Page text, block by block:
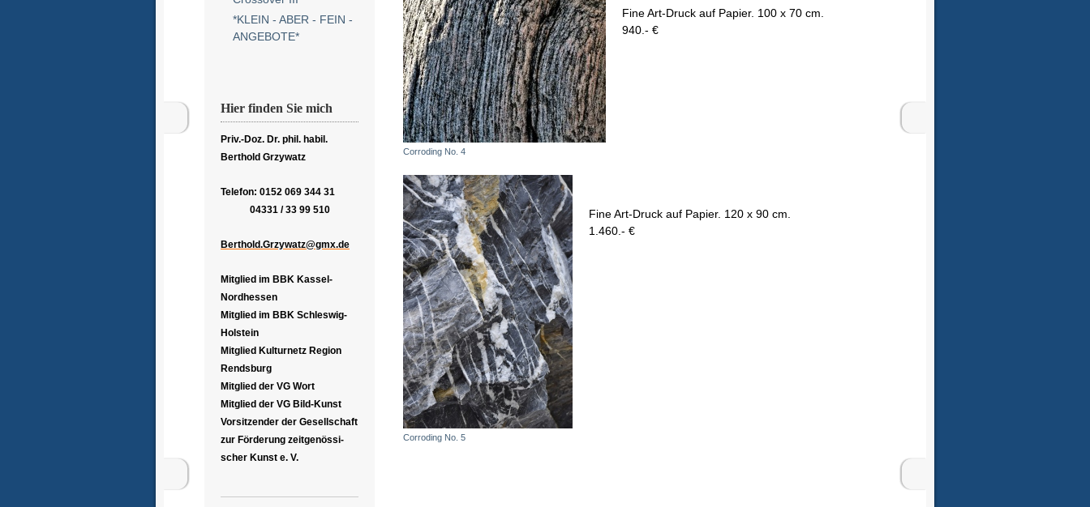
*KLEIN - ABER - FEIN -
ANGEBOTE*
Hier finden Sie mich
Priv.-Doz. Dr. phil. habil.
Berthold Grzywatz
Telefon: 0152 069 344 31
04331 / 33 99 510
Berthold.Grzywatz@gmx.de
Mitglied im BBK Kassel-
Nordhessen
Mitglied im BBK Schleswig-
Holstein
Mitglied Kulturnetz Region
Rendsburg
Mitglied der VG Wort
Mitglied der VG Bild-Kunst
Vorsitzender der Gesellschaft
zur Förderung zeitgenössi-
scher Kunst e. V.
Corroding No. 4
Fine Art-Druck auf Papier. 100 x 70 cm.
940.- €
Corroding No. 5
Fine Art-Druck auf Papier. 120 x 90 cm.
1.460.- €